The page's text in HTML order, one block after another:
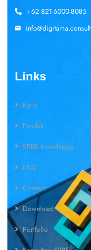
+62 821-6000-8085
Links
Karir
Produk
SPBE Knowledge
FAQ
Contact
Download
Portfolio